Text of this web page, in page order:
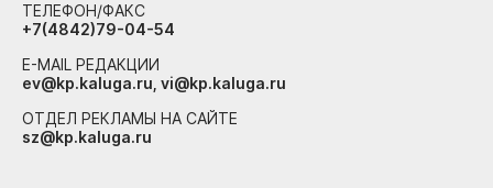
ТЕЛЕФОН/ФАКС
+7(4842)79-04-54
E-MAIL РЕДАКЦИИ
ev@kp.kaluga.ru, vi@kp.kaluga.ru
ОТДЕЛ РЕКЛАМЫ НА САЙТЕ
sz@kp.kaluga.ru